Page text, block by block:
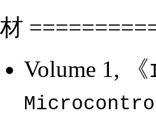
材
Volume 1, 《